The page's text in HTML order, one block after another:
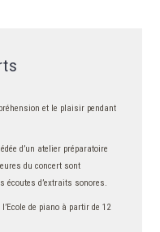
et le plaisir pendant
d’un atelier préparatoire
du concert sont
écoutes d’extraits sonores.
de piano à partir de 12